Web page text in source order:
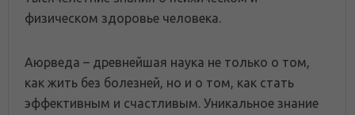
физическом здоровье человека.
Аюрведа – древнейшая наука не только о том,
как жить без болезней, но и о том, как стать
эффективным и счастливым. Уникальное знание